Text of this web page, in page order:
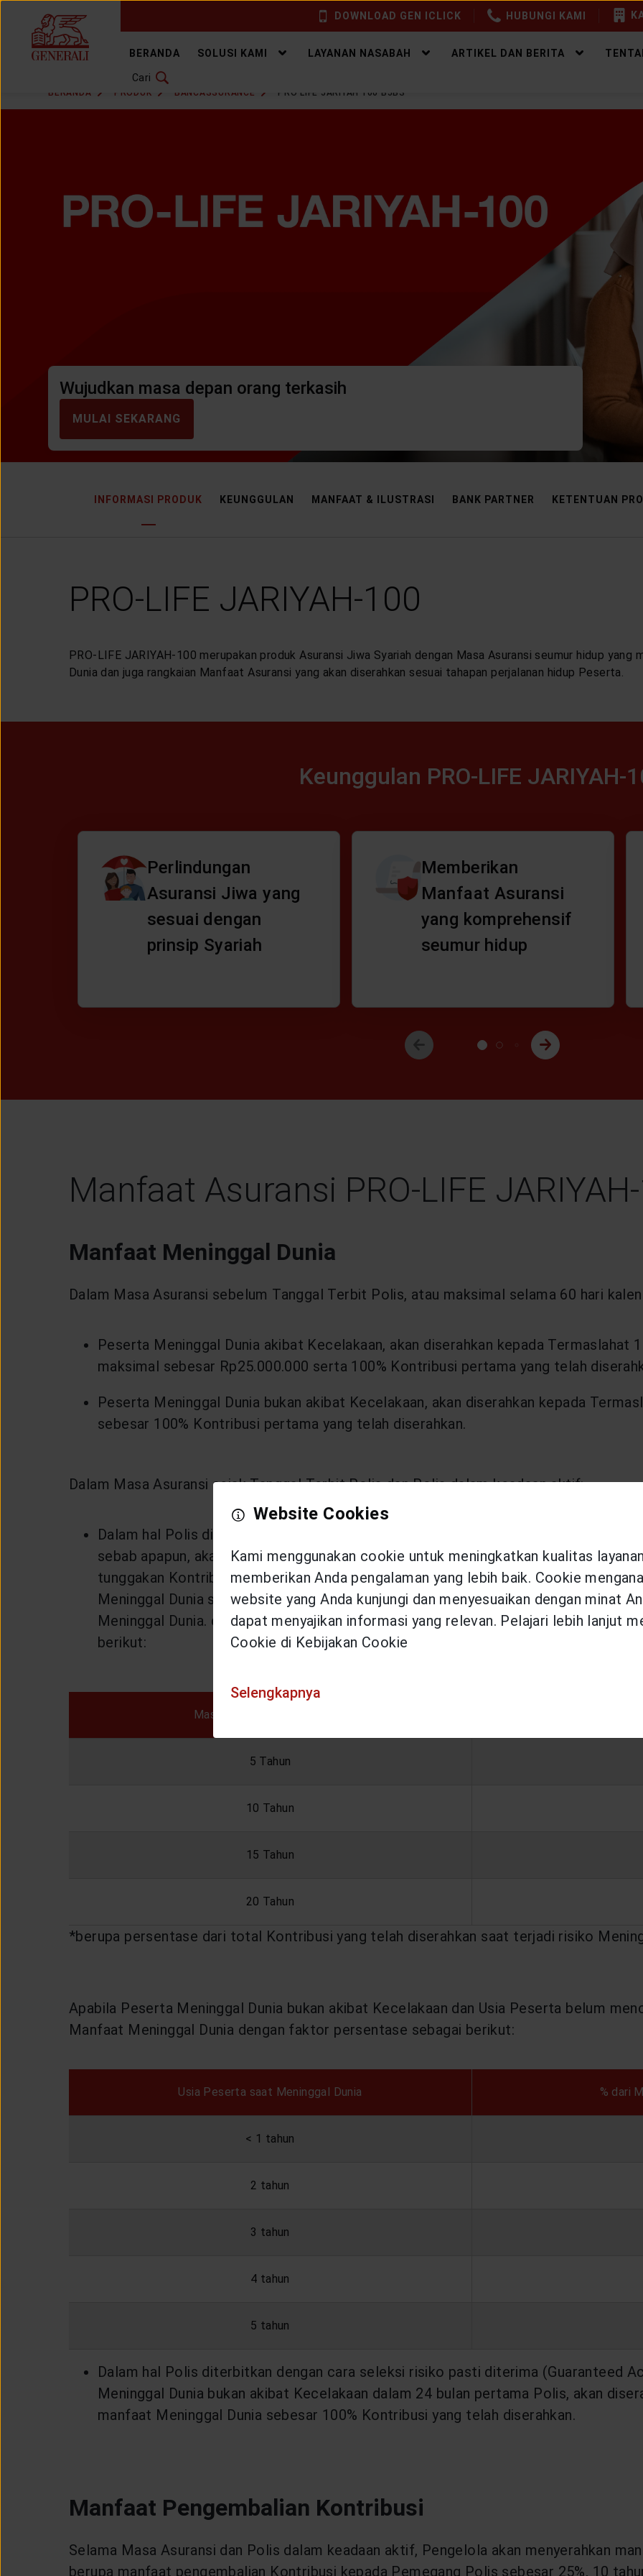
DOWNLOAD GEN ICLICK HUBUNGI KAMI
BERANDA SOLUSI KAMI LAYANAN NASABAH ARTIKEL DAN BERITA
Cari
BERANDA PRODUK BANCASSURANCE PRO LIFE JARIYAH 100 BJBS
Wujudkan masa depan orang terkasih
MULAI SEKARANG
INFORMASI PRODUK KEUNGGULAN MANFAAT & ILUSTRASI BANK PARTNER KETENTUAN
PRO-LIFE JARIYAH-100
PRO-LIFE JARIYAH-100 merupakan produk Asuransi Jiwa Syariah dengan Masa Asuransi seumur hidup
Dunia dan juga rangkaian Manfaat Asuransi yang akan diserahkan sesuai tahapan perjalanan hidup Peserta.
Keunggulan PRO-LIFE JARIYAH-
Perlindungan
Asuransi Jiwa yang
sesuai dengan
prinsip Syariah
Memberikan
Manfaat Asuransi
yang komprehensif
seumur hidup
Manfaat Asuransi PRO-LIFE
Manfaat Meninggal Dunia
Dalam Masa Asuransi sebelum Tanggal Terbit Polis, atau maksimal selama 60 hari
Peserta Meninggal Dunia akibat Kecelakaan, akan diserahkan kepada Termaslahat
maksimal sebesar Rp25.000.000 serta 100% Kontribusi pertama yang telah
Peserta Meninggal Dunia bukan akibat Kecelakaan, akan diserahkan kepada
sebesar 100% Kontribusi pertama yang telah diserahkan.
Dalam Masa Asuransi sejak Tanggal Terbit Polis dan Polis dalam keadaan aktif:
Dalam hal Polis diterbitkan secara seleksi risiko penuh (Full Underwriting) dan
sebab apapun, akan diserahkan kepada Termaslahat 100% Manfaat Meninggal
tunggakan Kontribusi dan kewajiban lain Pemegang Polis kepada Pengelola (jika
Meninggal Dunia sebesar persentase dari total Kontribusi yang telah diserahkan
Meninggal Dunia. dengan besaran persentase sesuai dengan Masa Pembayaran
berikut:
Masa Pembayaran Kontribusi
5 Tahun
10 Tahun
15 Tahun
20 Tahun
*berupa persentase dari total Kontribusi yang telah diserahkan saat terjadi risiko
Apabila Peserta Meninggal Dunia bukan akibat Kecelakaan dan Usia Peserta belum
Manfaat Meninggal Dunia dengan faktor persentase sebagai berikut:
Usia Peserta saat Meninggal Dunia % dari
< 1 tahun
2 tahun
3 tahun
4 tahun
5 tahun
Dalam hal Polis diterbitkan dengan cara seleksi risiko pasti diterima (Guaranteed
Meninggal Dunia bukan akibat Kecelakaan dalam 24 bulan pertama Polis, akan
manfaat Meninggal Dunia sebesar 100% Kontribusi yang telah diserahkan.
Manfaat Pengembalian Kontribusi
Selama Masa Asuransi dan Polis dalam keadaan aktif, Pengelola akan menyerahkan
berupa manfaat pengembalian Kontribusi kepada Pemegang Polis sebesar 25%, 10
Website Cookies
Kami menggunakan cookie untuk meningkatkan kualitas
memberikan Anda pengalaman yang lebih baik. Cookie
website yang Anda kunjungi dan menyesuaikan dengan minat
dapat menyajikan informasi yang relevan. Pelajari lebih lanjut
Cookie di Kebijakan Cookie
Selengkapnya
GANTI BAHASA
DOWNLOAD GEN ICLICK
TEMUKAN AGEN
ARTIKEL DAN BERITA